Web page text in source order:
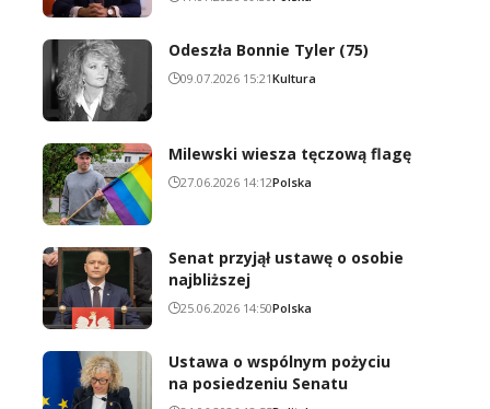
Odeszła Bonnie Tyler (75)
09.07.2026 15:21Kultura
Milewski wiesza tęczową flagę
27.06.2026 14:12Polska
Senat przyjął ustawę o osobie
najbliższej
25.06.2026 14:50Polska
Ustawa o wspólnym pożyciu
na posiedzeniu Senatu